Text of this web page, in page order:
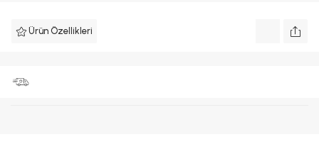
Ürün Özellikleri